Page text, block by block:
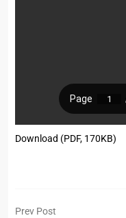
Download (PDF, 170KB)
Prev Post